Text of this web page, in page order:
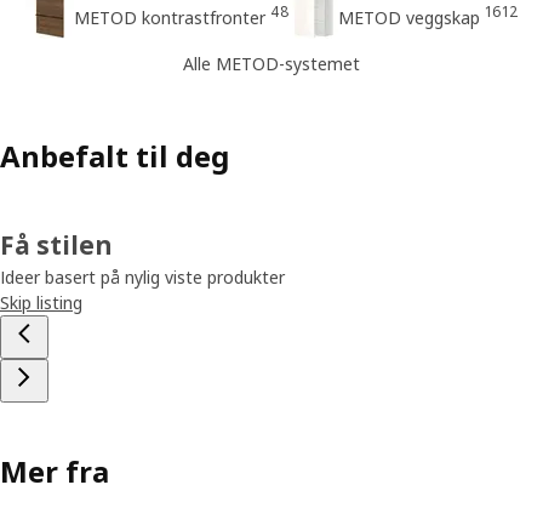
METOD kontrastfronter 48 METOD veggskap 1612
Alle METOD-systemet
Anbefalt til deg
Få stilen
Ideer basert på nylig viste produkter
Skip listing
Mer fra